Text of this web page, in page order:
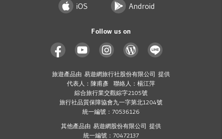
iOS Android
Follow us on
旅遊產品由 易遊網旅行社股份有限公司 提供
代表人：陳甫彥 聯絡人：楊江萍
綜合旅行業交觀綜字2105號
旅行社品質保障協會九一字第北1204號
統一編號：70536126
其他產品由 易遊網股份有限公司 提供
統一編號：70472137